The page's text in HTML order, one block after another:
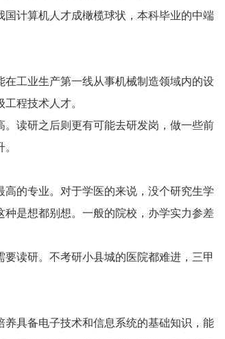
计算机人才成橄榄球状，本科毕业的中端
工业生产第一线从事机械制造领域内的设
程技术人才。
读研之后则更有可能去研发岗，做一些前
的专业。对于学医的来说，没个研究生学
是想都别想。一般的院校，办学实力参差
读研。不考研小县城的医院都难进，三甲
具备电子技术和信息系统的基础知识，能